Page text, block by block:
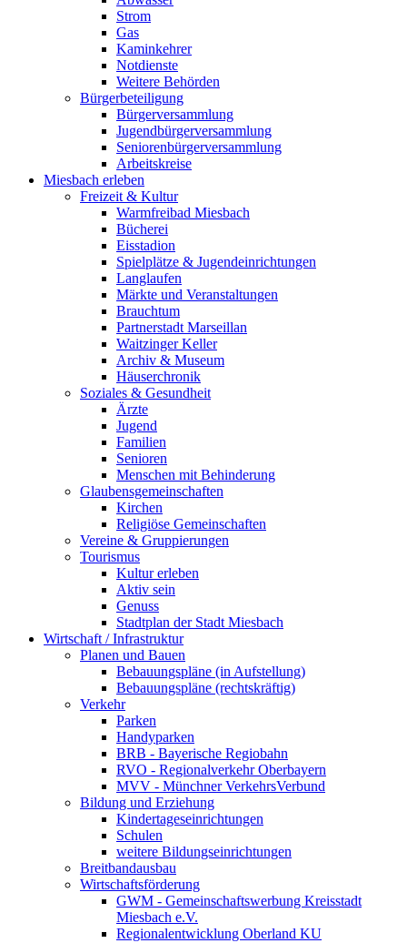
Strom
Gas
Kaminkehrer
Notdienste
Weitere Behörden
Bürgerbeteiligung
Bürgerversammlung
Jugendbürgerversammlung
Seniorenbürgerversammlung
Arbeitskreise
Miesbach erleben
Freizeit & Kultur
Warmfreibad Miesbach
Bücherei
Eisstadion
Spielplätze & Jugendeinrichtungen
Langlaufen
Märkte und Veranstaltungen
Brauchtum
Partnerstadt Marseillan
Waitzinger Keller
Archiv & Museum
Häuserchronik
Soziales & Gesundheit
Ärzte
Jugend
Familien
Senioren
Menschen mit Behinderung
Glaubensgemeinschaften
Kirchen
Religiöse Gemeinschaften
Vereine & Gruppierungen
Tourismus
Kultur erleben
Aktiv sein
Genuss
Stadtplan der Stadt Miesbach
Wirtschaft / Infrastruktur
Planen und Bauen
Bebauungspläne (in Aufstellung)
Bebauungspläne (rechtskräftig)
Verkehr
Parken
Handyparken
BRB - Bayerische Regiobahn
RVO - Regionalverkehr Oberbayern
MVV - Münchner VerkehrsVerbund
Bildung und Erziehung
Kindertageseinrichtungen
Schulen
weitere Bildungseinrichtungen
Breitbandausbau
Wirtschaftsförderung
GWM - Gemeinschaftswerbung Kreisstadt
Miesbach e.V.
Regionalentwicklung Oberland KU